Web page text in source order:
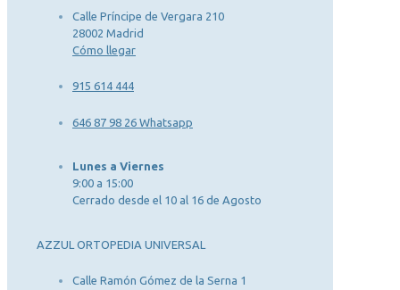
Calle Príncipe de Vergara 210
28002 Madrid
Cómo llegar
915 614 444
646 87 98 26 Whatsapp
Lunes a Viernes
9:00 a 15:00
Cerrado desde el 10 al 16 de Agosto
AZZUL ORTOPEDIA UNIVERSAL
Calle Ramón Gómez de la Serna 1